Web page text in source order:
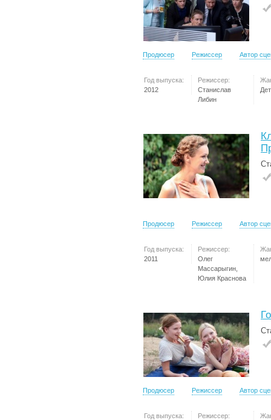
Продюсер Режиссер Автор
Год выпуска:
2012
Режиссер:
Станислав
Либин
Продюсер Режиссер Автор
Год выпуска:
2011
Режиссер:
Олег
Массарыгин,
Юлия Краснова
Продюсер Режиссер Автор
Год выпуска:
Режиссер: